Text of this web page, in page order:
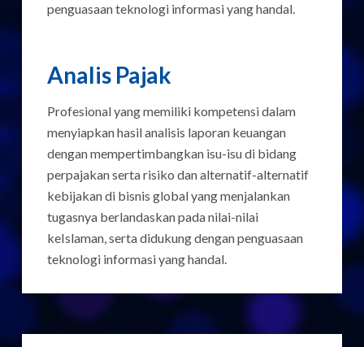
penguasaan teknologi informasi yang handal.
Analis Pajak
Profesional yang memiliki kompetensi dalam
menyiapkan hasil analisis laporan keuangan
dengan mempertimbangkan isu-isu di bidang
perpajakan serta risiko dan alternatif-alternatif
kebijakan di bisnis global yang menjalankan
tugasnya berlandaskan pada nilai-nilai
keIslaman, serta didukung dengan penguasaan
teknologi informasi yang handal.